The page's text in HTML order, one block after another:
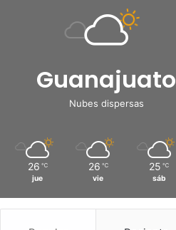
Guanajuato
Nubes dispersas
26 ℃
jue
26 ℃
vie
25 ℃
sáb